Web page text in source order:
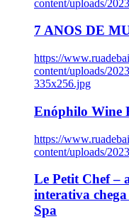
content/uploads/
7 ANOS DE
https://
content/uploads/
335x256.jpg
Enóphilo Wine
https://
content/uploads/
Le Petit Chef –
interativa
Spa